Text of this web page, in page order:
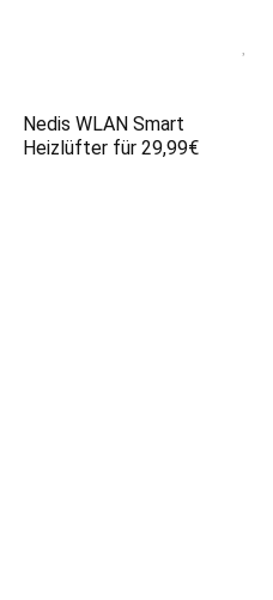
Nedis WLAN Smart
Heizlüfter für 29,99€